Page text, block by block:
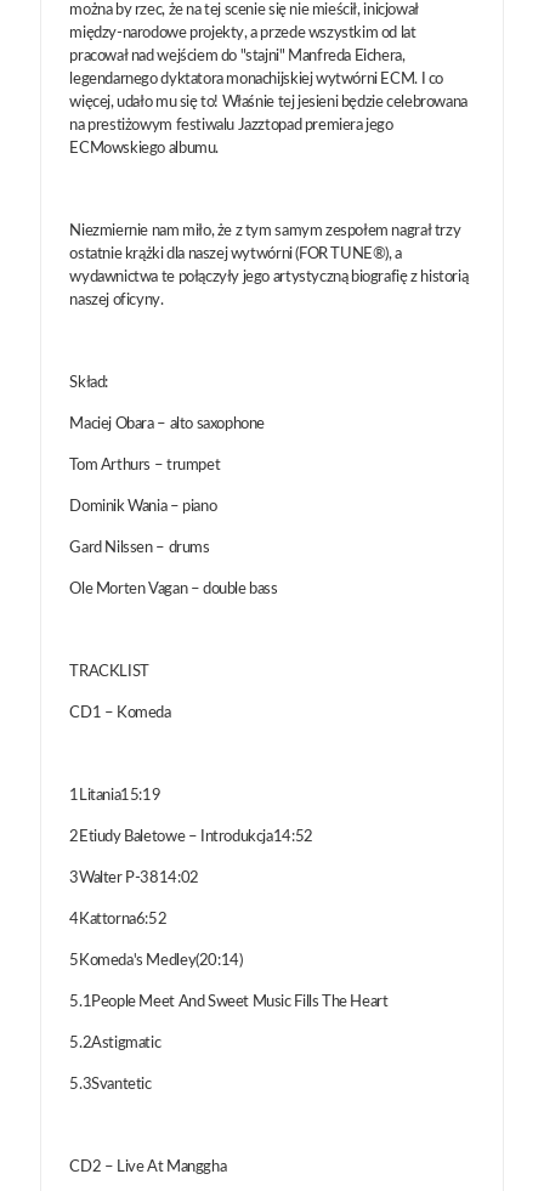
można by rzec, że na tej scenie się nie mieścił, inicjował
między-narodowe projekty, a przede wszystkim od lat
pracował nad wejściem do "stajni" Manfreda Eiche­ra,
legendarnego dyktatora monachijskiej wytwórni ECM. I co
więcej, udało mu się to! Właśnie tej jesieni będzie celebrowana
na prestiżowym festiwalu Jazztopad premiera jego
ECMowskiego albumu.
Niezmiernie nam miło, że z tym samym zespołem nagrał trzy
ostatnie krążki dla naszej wytwórni (FOR TUNE®), a
wydawnictwa te połączyły jego artystyczną biografię z historią
naszej oficyny.
Skład:
Maciej Obara – alto saxophone
Tom Arthurs – trumpet
Dominik Wania – piano
Gard Nilssen – drums
Ole Morten Vagan – double bass
TRACKLIST
CD1 – Komeda
1Litania15:19
2Etiudy Baletowe – Introdukcja14:52
3Walter P-3814:02
4Kattorna6:52
5Komeda's Medley(20:14)
5.1People Meet And Sweet Music Fills The Heart
5.2Astigmatic
5.3Svantetic
CD2 – Live At Manggha